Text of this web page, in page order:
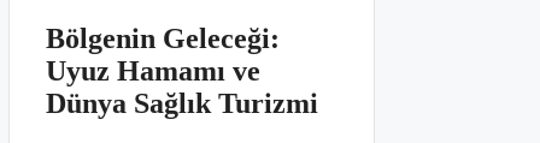
Bölgenin Geleceği:
Uyuz Hamamı ve
Dünya Sağlık Turizmi